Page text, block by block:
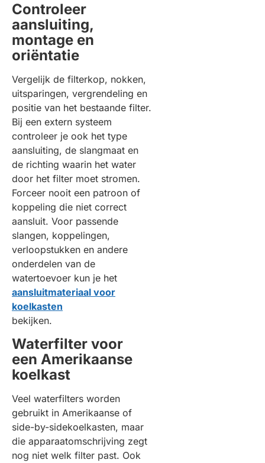
Controleer
aansluiting,
montage en
oriëntatie
Vergelijk de filterkop, nokken,
uitsparingen, vergrendeling en
positie van het bestaande filter.
Bij een extern systeem
controleer je ook het type
aansluiting, de slangmaat en
de richting waarin het water
door het filter moet stromen.
Forceer nooit een patroon of
koppeling die niet correct
aansluit. Voor passende
slangen, koppelingen,
verloopstukken en andere
onderdelen van de
watertoevoer kun je het
aansluitmateriaal voor
koelkasten
bekijken.
Waterfilter voor
een Amerikaanse
koelkast
Veel waterfilters worden
gebruikt in Amerikaanse of
side-by-sidekoelkasten, maar
die apparaatomschrijving zegt
nog niet welk filter past. Ook